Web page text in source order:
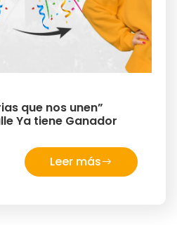
que nos unen”
Ya tiene Ganador
Leer más